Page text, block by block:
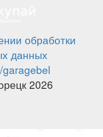
обработки
данных
2026